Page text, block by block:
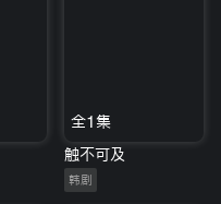
全1集
触不可及
韩剧